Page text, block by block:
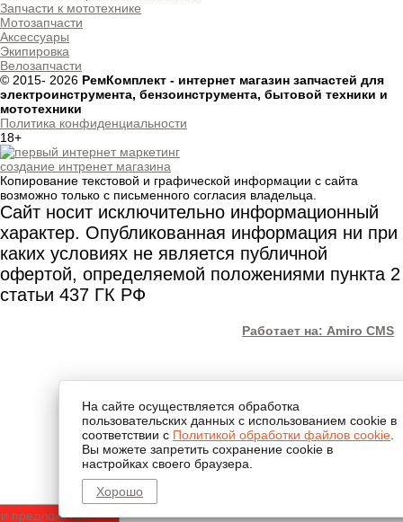
Запчасти к мототехнике
Мотозапчасти
Аксессуары
Экипировка
Велозапчасти
© 2015- 2026 РемКомплект - интернет магазин запчастей для
электроинструмента, бензоинструмента, бытовой техники и
мототехники
Политика конфиденциальности
18+
создание интренет магазина
Копирование текстовой и графической информации с сайта
возможно только с письменного согласия владельца.
предложения
Сайт носит исключительно информационный
характер. Опубликованная информация ни при
каких условиях не является публичной
офертой, определяемой положениями пункта 2
статьи 437 ГК РФ
На сайте осуществляется обработка
пользовательских данных с использованием cookie в
соответствии с Политикой обработки файлов cookie
Вы можете запретить сохранение cookie в
настройках своего браузера.
Хорошо
Работает на: Amiro CMS